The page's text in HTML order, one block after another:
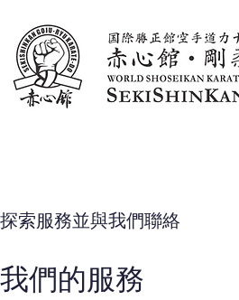
探索服務並與我們聯絡
我們的服務